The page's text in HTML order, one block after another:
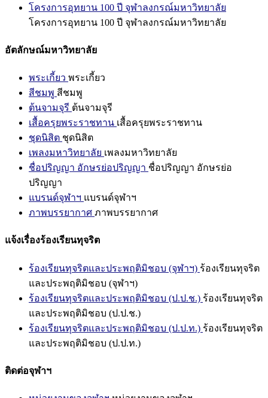
โครงการอุทยาน 100 ปี จุฬาลงกรณ์มหาวิทยาลัย
โครงการอุทยาน 100 ปี จุฬาลงกรณ์มหาวิทยาลัย
อัตลักษณ์มหาวิทยาลัย
พระเกี้ยว พระเกี้ยว
สีชมพู สีชมพู
ต้นจามจุรี ต้นจามจุรี
เสื้อครุยพระราชทาน เสื้อครุยพระราชทาน
ชุดนิสิต ชุดนิสิต
เพลงมหาวิทยาลัย เพลงมหาวิทยาลัย
ชื่อปริญญา อักษรย่อปริญญา ชื่อปริญญา อักษรย่อ
ปริญญา
แบรนด์จุฬาฯ แบรนด์จุฬาฯ
ภาพบรรยากาศ ภาพบรรยากาศ
แจ้งเรื่องร้องเรียนทุจริต
ร้องเรียนทุจริตและประพฤติมิชอบ (จุฬาฯ) ร้องเรียนทุจริต
และประพฤติมิชอบ (จุฬาฯ)
ร้องเรียนทุจริตและประพฤติมิชอบ (ป.ป.ช.) ร้องเรียนทุจริต
และประพฤติมิชอบ (ป.ป.ช.)
ร้องเรียนทุจริตและประพฤติมิชอบ (ป.ป.ท.) ร้องเรียนทุจริต
และประพฤติมิชอบ (ป.ป.ท.)
ติดต่อจุฬาฯ